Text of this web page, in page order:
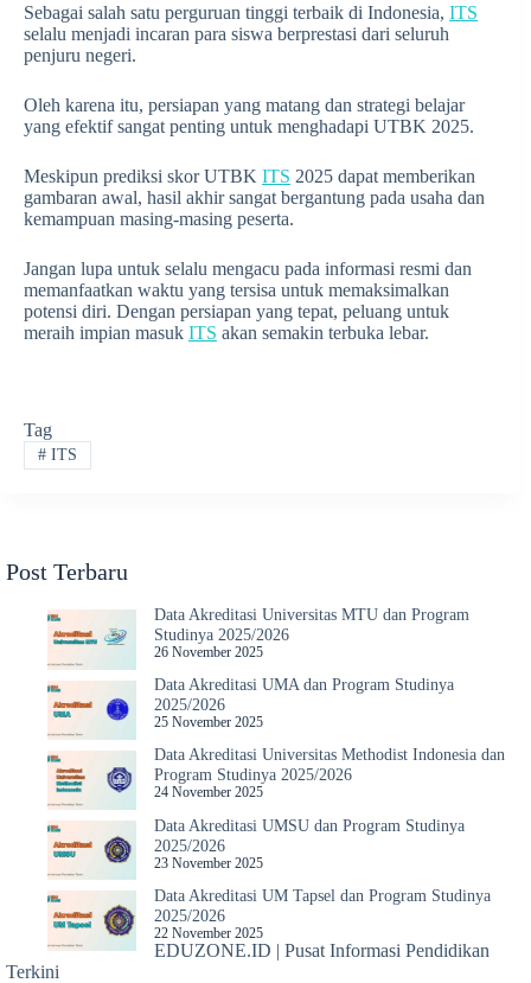
Sebagai salah satu perguruan tinggi terbaik di Indonesia, ITS
selalu menjadi incaran para siswa berprestasi dari seluruh
penjuru negeri.
Oleh karena itu, persiapan yang matang dan strategi belajar
yang efektif sangat penting untuk menghadapi UTBK 2025.
Meskipun prediksi skor UTBK ITS 2025 dapat memberikan
gambaran awal, hasil akhir sangat bergantung pada usaha dan
kemampuan masing-masing peserta.
Jangan lupa untuk selalu mengacu pada informasi resmi dan
memanfaatkan waktu yang tersisa untuk memaksimalkan
potensi diri. Dengan persiapan yang tepat, peluang untuk
meraih impian masuk ITS akan semakin terbuka lebar.
Tag
#ITS
Post Terbaru
Data Akreditasi Universitas MTU dan Program
Studinya 2025/2026
26 November 2025
Data Akreditasi UMA dan Program Studinya
2025/2026
25 November 2025
Data Akreditasi Universitas Methodist Indonesia dan
Program Studinya 2025/2026
24 November 2025
Data Akreditasi UMSU dan Program Studinya
2025/2026
23 November 2025
Data Akreditasi UM Tapsel dan Program Studinya
2025/2026
22 November 2025
EDUZONE.ID | Pusat Informasi Pendidikan
Terkini